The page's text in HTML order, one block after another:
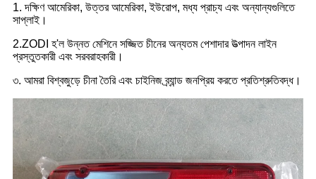
1. দক্ষিণ আমেরিকা, উত্তর আমেরিকা, ইউরোপ, মধ্য প্রাচ্য এবং অন্যান্যগুলিতে
সাপ্লাই।
2.ZODI হ'ল উন্নত মেশিনে সজ্জিত চীনের অন্যতম পেশাদার উত্পাদন লাইন
প্রস্তুতকারী এবং সরবরাহকারী।
৩. আমরা বিশ্বজুড়ে চীনা তৈরি এবং চাইনিজ ব্র্যান্ড জনপ্রিয় করতে প্রতিশ্রুতিবদ্ধ।